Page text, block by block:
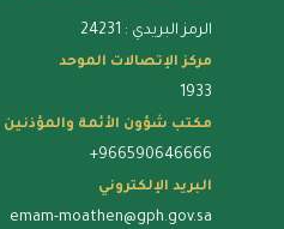
الرمز البريدي : 24231
مركز الإتصالات الموحد
1933
مكتب شؤون الأئمة والمؤذنين
+966590646666
البريد الإلكتروني
emam-moathen@gph.gov.sa